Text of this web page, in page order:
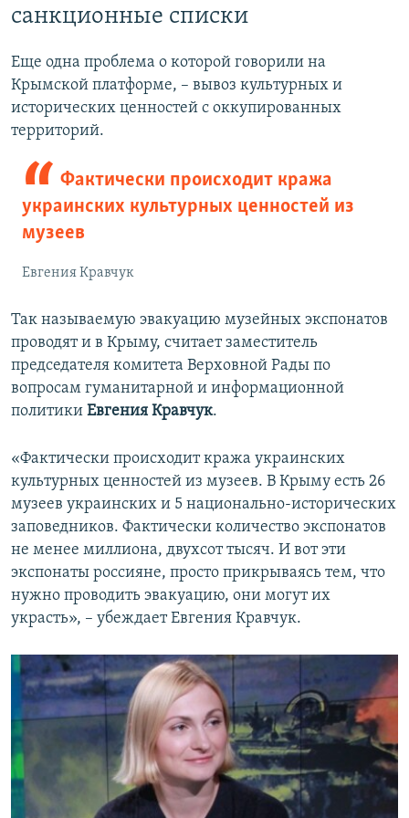
санкционные списки
Еще одна проблема о которой говорили на
Крымской платформе, – вывоз культурных и
исторических ценностей с оккупированных
территорий.
Фактически происходит кража
украинских культурных ценностей из
музеев
Евгения Кравчук
Так называемую эвакуацию музейных экспонатов
проводят и в Крыму, считает заместитель
председателя комитета Верховной Рады по
вопросам гуманитарной и информационной
политики Евгения Кравчук.
«Фактически происходит кража украинских
культурных ценностей из музеев. В Крыму есть 26
музеев украинских и 5 национально-исторических
заповедников. Фактически количество экспонатов
не менее миллиона, двухсот тысяч. И вот эти
экспонаты россияне, просто прикрываясь тем, что
нужно проводить эвакуацию, они могут их
украсть», – убеждает Евгения Кравчук.